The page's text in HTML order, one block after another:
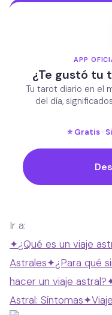
APP
¿Te gustó tu
Tu tarot diario en el
del día,
⭐ Gratis ·
Ir a:
✦¿Qué es un viaje
Astrales✦¿Para qué
hacer un viaje astral?
Astral: Síntomas✦